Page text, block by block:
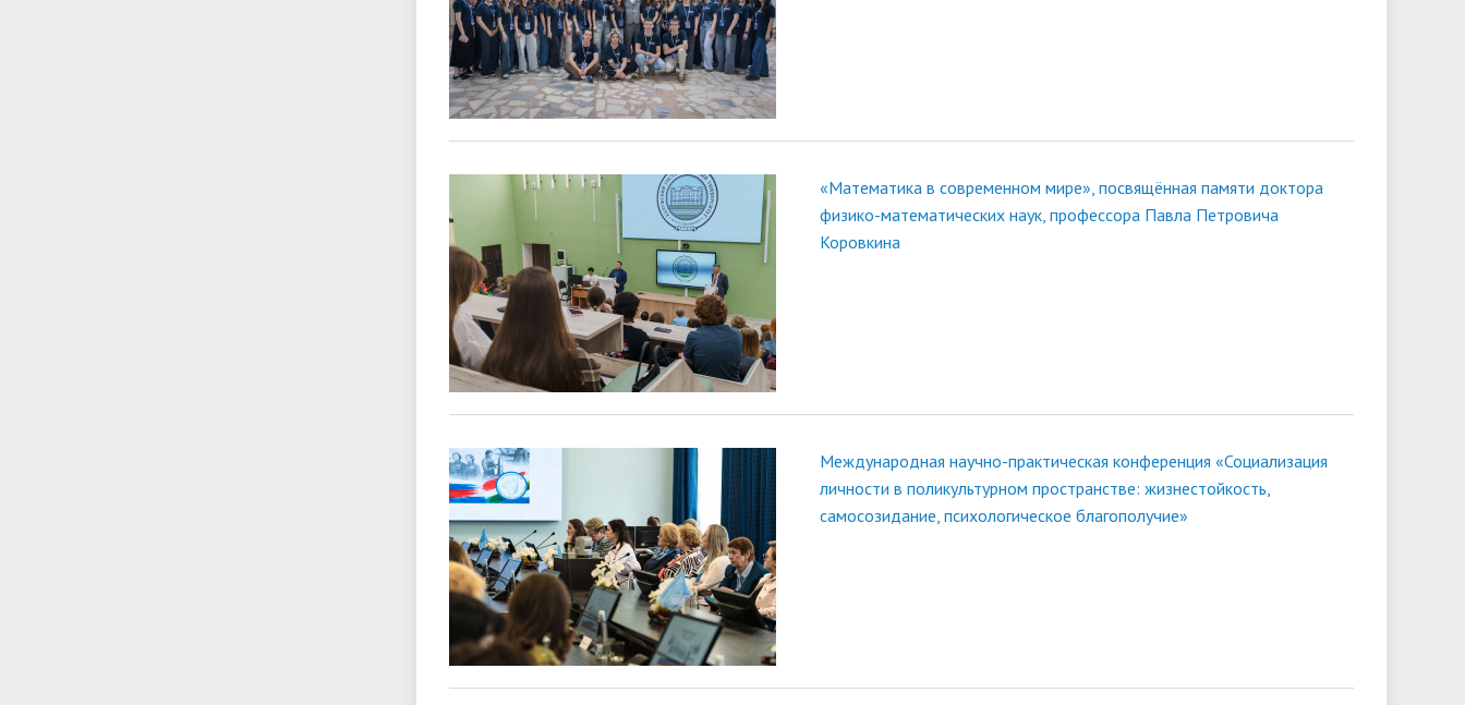
«Математика в современном мире», посвящённая памяти доктора
физико-математических наук, профессора Павла Петровича
Коровкина
Международная научно-практическая конференция «Социализация
личности в поликультурном пространстве: жизнестойкость,
самосозидание, психологическое благополучие»